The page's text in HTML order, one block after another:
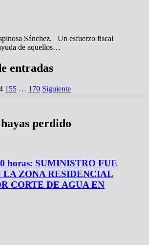
Sánchez. Un esfuerzo fiscal
de aquellos…
entradas
155 … 170 Siguiente
perdido
horas: SUMINISTRO FUE
LA ZONA RESIDENCIAL
CORTE DE AGUA EN